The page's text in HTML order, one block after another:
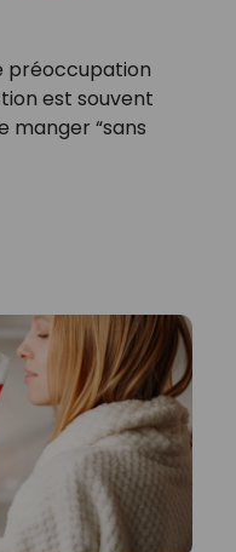
préoccupation
est souvent
manger “sans